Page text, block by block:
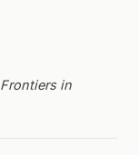
Frontiers in